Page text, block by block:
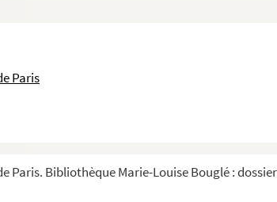
Paris
Paris. Bibliothèque Marie-Louise Bouglé :